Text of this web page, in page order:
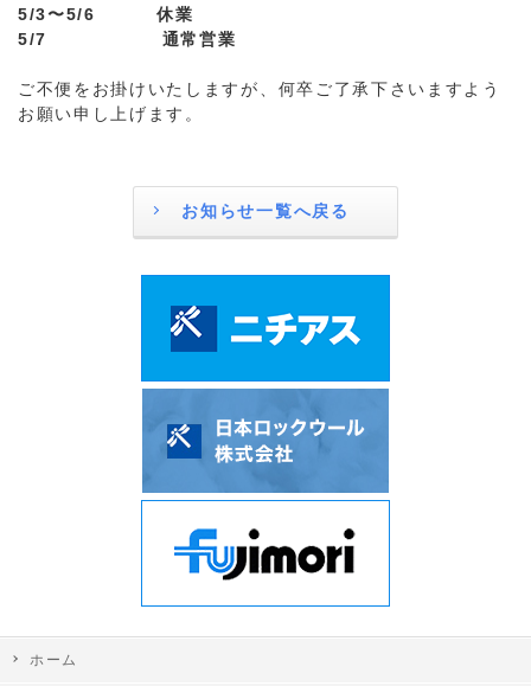
5/3〜5/6 休業
5/7 通常営業
ご不便をお掛けいたしますが、何卒ご了承下さいますよう
お願い申し上げます。
お知らせ一覧へ戻る
ホーム